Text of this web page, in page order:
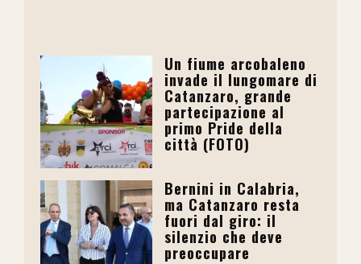
Un fiume arcobaleno
invade il lungomare di
Catanzaro, grande
partecipazione al
primo Pride della
città (FOTO)
Bernini in Calabria,
ma Catanzaro resta
fuori dal giro: il
silenzio che deve
preoccupare